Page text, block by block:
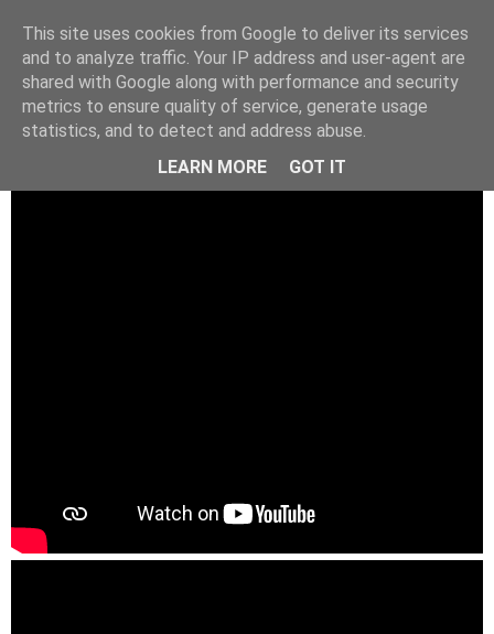
This site uses cookies from Google to deliver its services
and to analyze traffic. Your IP address and user-agent are
shared with Google along with performance and security
metrics to ensure quality of service, generate usage
statistics, and to detect and address abuse.
LEARN MORE
GOT IT